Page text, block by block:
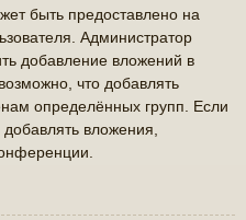
быть предоставлено на
Администратор
добавление вложений в
что добавлять
определённых групп. Если
вложения,